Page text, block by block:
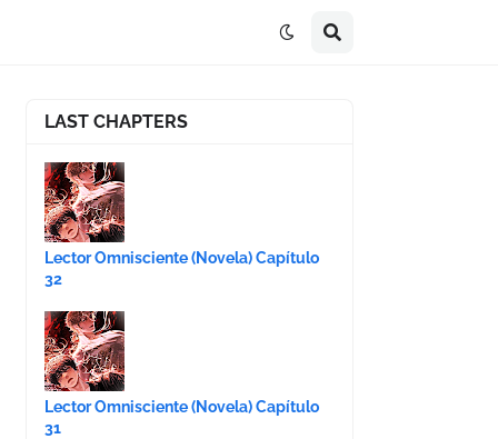
LAST CHAPTERS
Lector Omnisciente (Novela) Capítulo
32
Lector Omnisciente (Novela) Capítulo
31